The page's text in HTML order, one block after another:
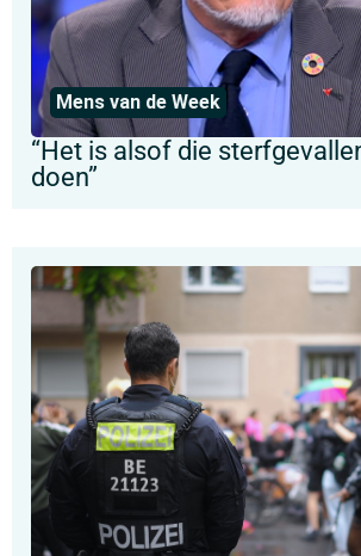
Mens van de Week
“Het is alsof die
doen”